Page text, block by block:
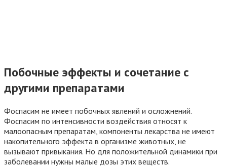
Побочные эффекты и сочетание с
другими препаратами
Фоспасим не имеет побочных явлений и осложнений.
Фоспасим по интенсивности воздействия относят к
малоопасным препаратам, компоненты лекарства не имеют
накопительного эффекта в организме животных, не
вызывают привыкания. Но для положительной динамики при
заболевании нужны малые дозы этих веществ.